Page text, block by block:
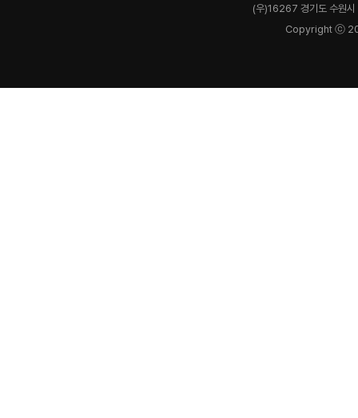
(우)16267 경기도 수원
Copyright ⓒ